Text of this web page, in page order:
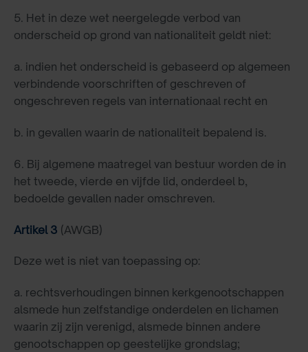
5. Het in deze wet neergelegde verbod van
onderscheid op grond van nationaliteit geldt niet:
a. indien het onderscheid is gebaseerd op algemeen
verbindende voorschriften of geschreven of
ongeschreven regels van internationaal recht en
b. in gevallen waarin de nationaliteit bepalend is.
6. Bij algemene maatregel van bestuur worden de in
het tweede, vierde en vijfde lid, onderdeel b,
bedoelde gevallen nader omschreven.
Artikel 3 (AWGB)
Deze wet is niet van toepassing op:
a. rechtsverhoudingen binnen kerkgenootschappen
alsmede hun zelfstandige onderdelen en lichamen
waarin zij zijn verenigd, alsmede binnen andere
genootschappen op geestelijke grondslag;